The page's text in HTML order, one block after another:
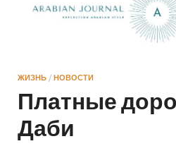
ЖИЗНЬ / НОВОСТИ
Платные
Даби